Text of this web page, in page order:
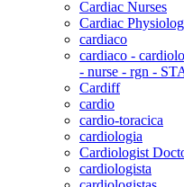
Cardiac Nurses
Cardiac
cardiaco
cardiaco -
- nurse - rgn -
Cardiff
cardio
cardio-toracica
cardiologia
Cardiologist
cardiologista